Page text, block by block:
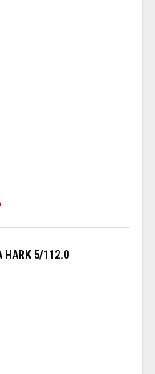
5/112.0